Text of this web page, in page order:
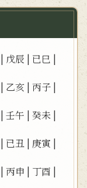
| 戊辰 | 已巳 |
| 乙亥 |丙子 |
|壬午 |癸未 |
| 已丑 | 庚寅 |
|丙申 | 丁酉 |